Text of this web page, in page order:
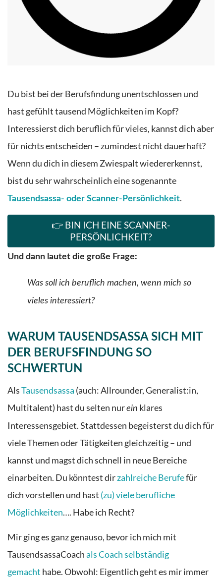
Du bist bei der Berufsfindung unentschlossen und
hast gefühlt tausend Möglichkeiten im Kopf?
Interessierst dich beruflich für vieles, kannst dich aber
für nichts entscheiden – zumindest nicht dauerhaft?
Wenn du dich in diesem Zwiespalt wiedererkennst,
bist du sehr wahrscheinlich eine sogenannte
Tausendsassa- oder Scanner-Persönlichkeit.
👉 BIN ICH EINE SCANNER-
PERSÖNLICHKEIT?
Und dann lautet die große Frage:
Was soll ich beruflich machen, wenn mich so
vieles interessiert?
WARUM TAUSENDSASSA SICH MIT
DER BERUFSFINDUNG SO
SCHWERTUN
AlsTausendsassa (auch: Allrounder, Generalist:in,
Multitalent) hast du selten nurein klares
Interessensgebiet. Stattdessen begeisterst du dich für
viele Themen oder Tätigkeiten gleichzeitig – und
kannst und magst dich schnell in neue Bereiche
einarbeiten. Du könntest dirzahlreiche Berufefür
dich vorstellen und hast (zu) viele berufliche
Möglichkeiten…. Habe ich Recht?
Mir ging es ganz genauso, bevor ich mich mit
TausendsassaCoachals Coach selbständig
gemacht habe. Obwohl: Eigentlich geht es mir immer